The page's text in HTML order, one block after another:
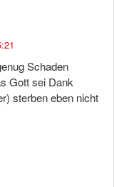
Schaden
Gott sei Dank
sterben eben nicht